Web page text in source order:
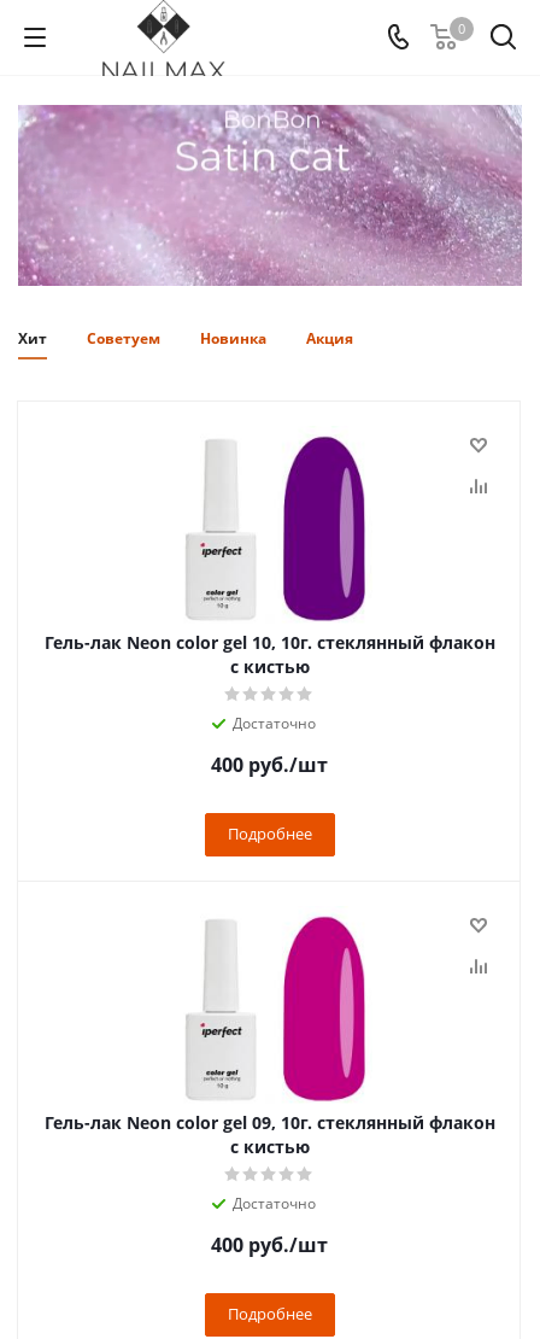
0
Хит Советуем Новинка Акция
Гель-лак Neon color gel 10, 10г. стеклянный флакон
с кистью
Достаточно
400 руб./шт
Подробнее
Гель-лак Neon color gel 09, 10г. стеклянный флакон
с кистью
Достаточно
400 руб./шт
Подробнее